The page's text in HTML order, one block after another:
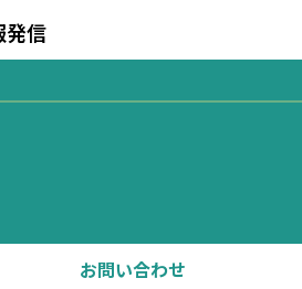
発信
お問い合わせ